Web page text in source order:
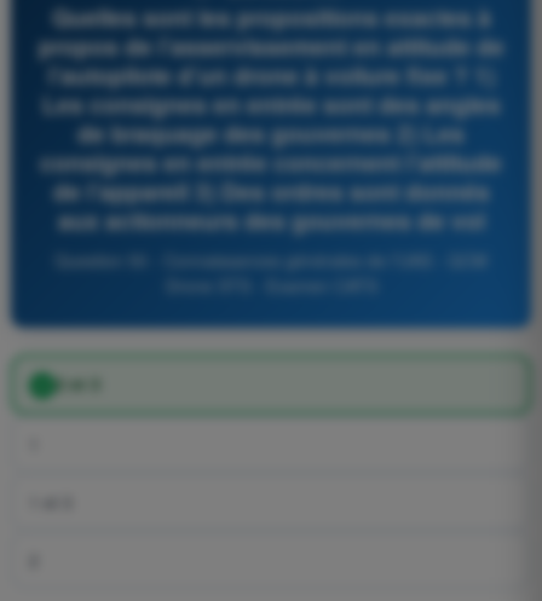
Quelles sont les propositions exactes à
propos de l’asservissement en attitude de
l’autopilote d’un drone à voilure fixe ? 1)
Les consignes en entrée sont des angles
de braquage des gouvernes 2) Les
consignes en entrée concernent l’attitude
de l’appareil 3) Des ordres sont donnés
aux actionneurs des gouvernes de vol
2 et 3